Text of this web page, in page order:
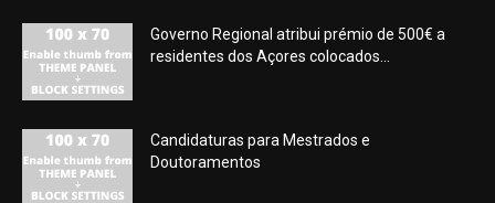
Governo Regional atribui prémio de 500€ a
residentes dos Açores colocados...
Candidaturas para Mestrados e
Doutoramentos